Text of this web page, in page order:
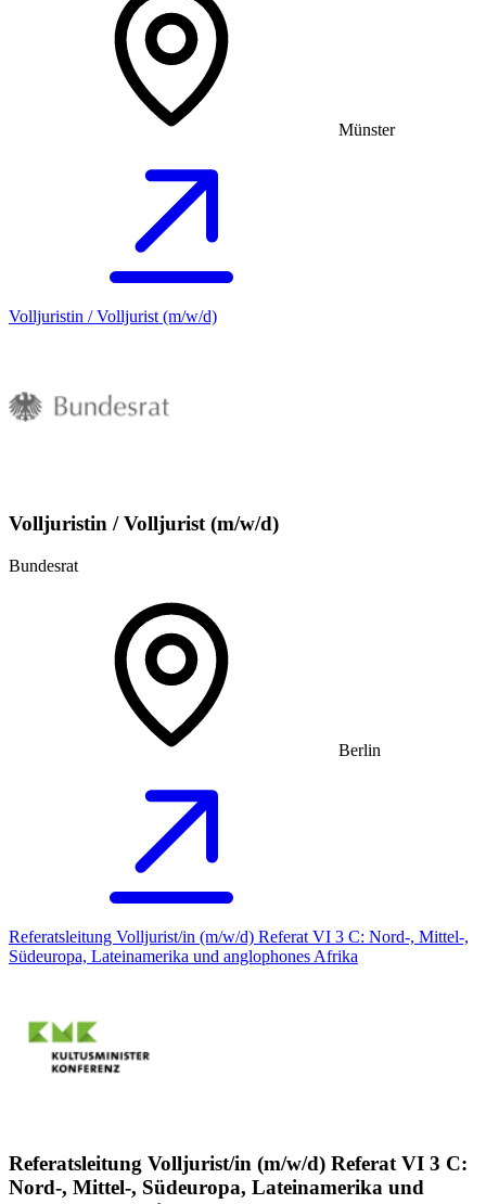
Münster
Volljuristin / Volljurist (m/w/d)
Volljuristin / Volljurist (m/w/d)
Bundesrat
Berlin
Referatsleitung Volljurist/in (m/w/d) Referat VI 3 C: Nord-, Mittel-,
Südeuropa, Lateinamerika und anglophones Afrika
Referatsleitung Volljurist/in (m/w/d) Referat VI 3 C:
Nord-, Mittel-, Südeuropa, Lateinamerika und